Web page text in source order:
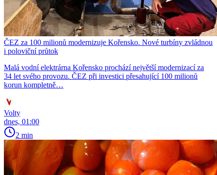
ČEZ za 100 milionů modernizuje Kořensko. Nové turbíny zvládnou
i poloviční průtok
Malá vodní elektrárna Kořensko prochází největší modernizací za
34 let svého provozu. ČEZ při investici přesahující 100 milionů
korun kompletně…
Volty
dnes, 01:00
2 min